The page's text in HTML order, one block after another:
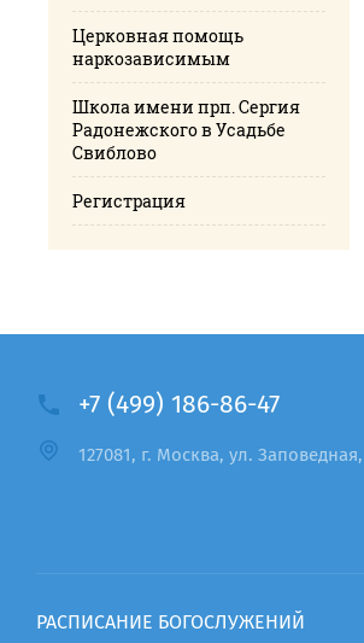
Церковная помощь
наркозависимым
Школа имени прп. Сергия
Радонежского в Усадьбе
Свиблово
Регистрация
+7 (499) 186-86-47
127081, г. Москва, ул.
РАСПИСАНИЕ БОГОСЛУЖЕНИЙ